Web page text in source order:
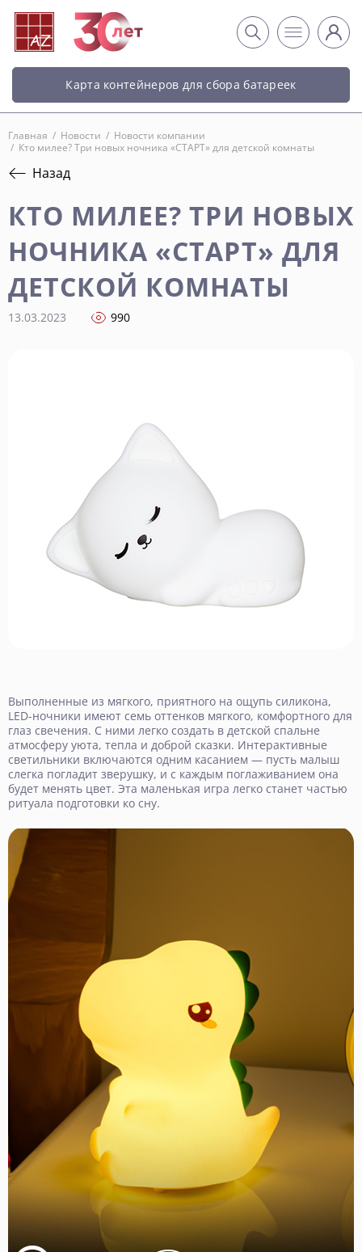
Карта контейнеров для сбора батареек
Главная / Новости / Новости компании
/ Кто милее? Три новых ночника «СТАРТ» для детской комнаты
Назад
КТО МИЛЕЕ? ТРИ НОВЫХ
НОЧНИКА «СТАРТ» ДЛЯ
ДЕТСКОЙ КОМНАТЫ
13.03.2023 990
Выполненные из мягкого, приятного на ощупь силикона,
LED-ночники имеют семь оттенков мягкого, комфортного для
глаз свечения. С ними легко создать в детской спальне
атмосферу уюта, тепла и доброй сказки. Интерактивные
светильники включаются одним касанием — пусть малыш
слегка погладит зверушку, и с каждым поглаживанием она
будет менять цвет. Эта маленькая игра легко станет частью
ритуала подготовки ко сну.